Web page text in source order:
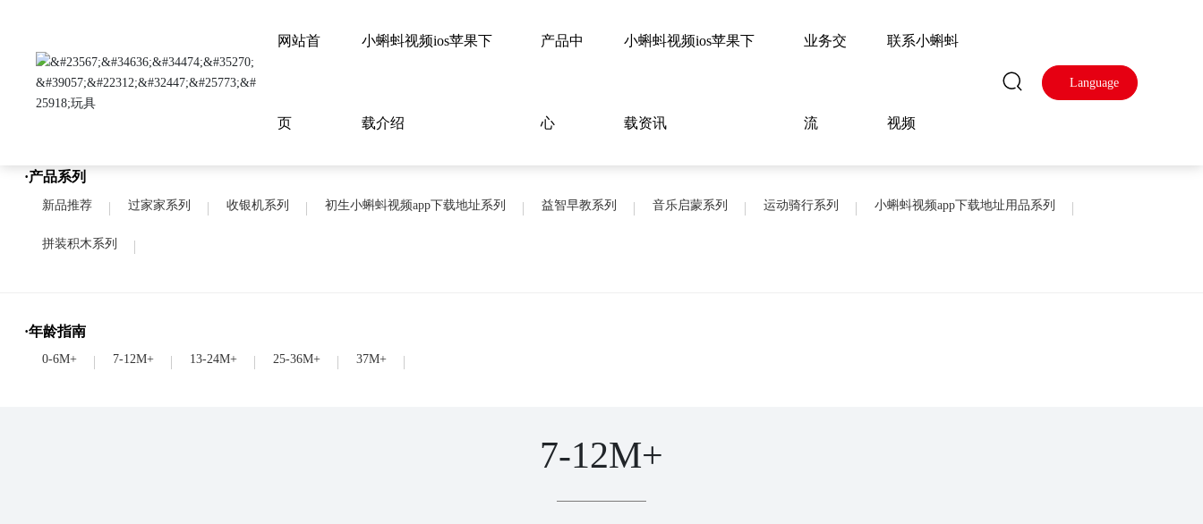
网站首
页
小蝌蚪视频ios苹果下
载介绍
产品中
心
小蝌蚪视频ios苹果下
载资讯
业务交
流
联系小蝌蚪
视频
Language
首页
·产品系列
新品推荐 过家家系列 收银机系列 初生小蝌蚪视频app下载地址系列 益智早教系列 音乐启蒙系列 运动骑行系列 小蝌蚪视频app下载地址用品系列
拼装积木系列
·年龄指南
0-6M+ 7-12M+ 13-24M+ 25-36M+ 37M+
7-12M+